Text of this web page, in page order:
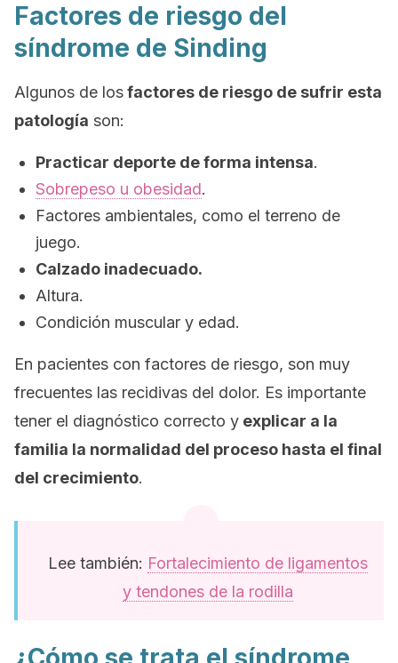
Factores de riesgo del
síndrome de Sinding
Algunos de losfactores de riesgo de sufrir esta
patología son:
Practicar deporte de forma intensa.
Sobrepeso u obesidad.
Factores ambientales, como el terreno de
juego.
Calzado inadecuado.
Altura.
Condición muscular y edad.
En pacientes con factores de riesgo, son muy
frecuentes las recidivas del dolor. Es importante
tener el diagnóstico correcto y explicar a la
familia la normalidad del proceso hasta el final
del crecimiento.
Lee también: Fortalecimiento de ligamentos
y tendones de la rodilla